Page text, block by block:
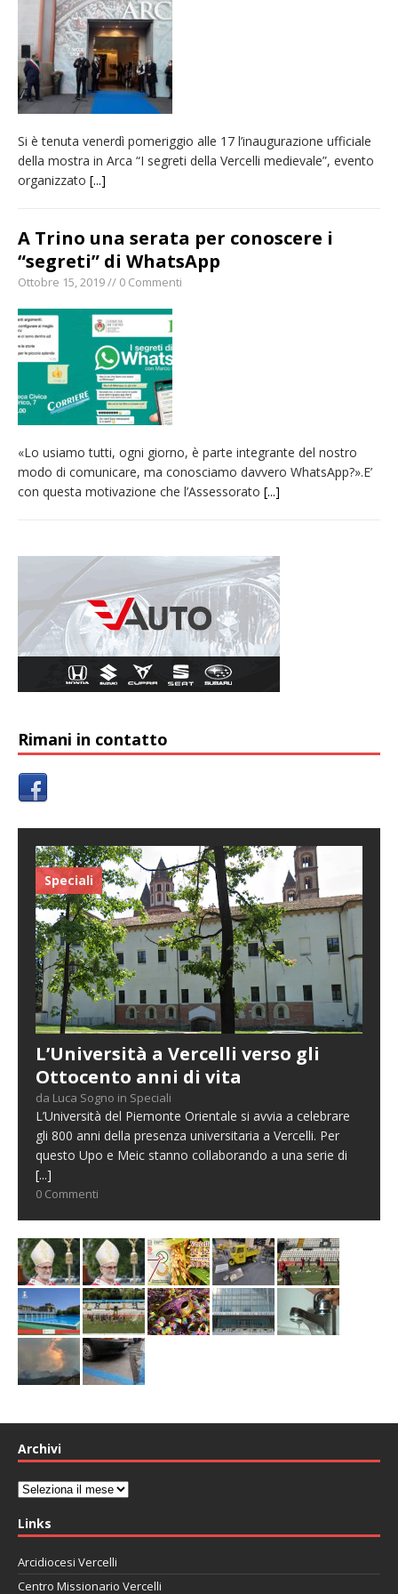
provvisoria»
La Pro verso l’avvio della Stagione
La Regione stanzia oltre 38mila euro per il
carnevale di Santhià. La soddisfazione della
Pro Loco
Dieci anni fa l’ingresso a Vercelli
dell’arcivescovo mons. Marco Arnolfo
Si è tenuta venerdì pomeriggio alle 17 l’inaugurazione ufficiale
della mostra in Arca “I segreti della Vercelli medievale”, evento
organizzato [...]
A Trino una serata per conoscere i
“segreti” di WhatsApp
Ottobre 15, 2019 // 0 Commenti
«Lo usiamo tutti, ogni giorno, è parte integrante del nostro
modo di comunicare, ma conosciamo davvero WhatsApp?».E’
con questa motivazione che l’Assessorato [...]
Rimani in contatto
Speciali
L’Università a Vercelli verso gli
Ottocento anni di vita
da Luca Sogno in Speciali
L’Università del Piemonte Orientale si avvia a celebrare
gli 800 anni della presenza universitaria a Vercelli. Per
questo Upo e Meic stanno collaborando a una serie di
[...]
0 Commenti
Archivi
Archivi
Links
Arcidiocesi Vercelli
Centro Missionario Vercelli